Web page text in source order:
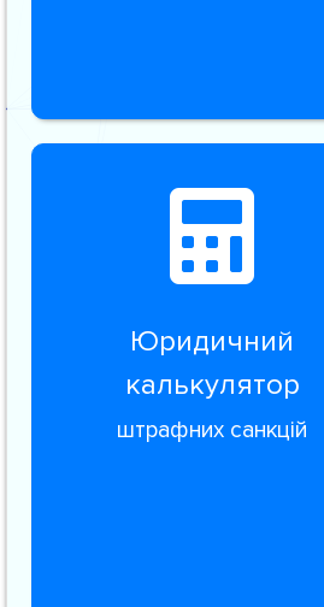
Юридичний
калькулятор
штрафних санкцій